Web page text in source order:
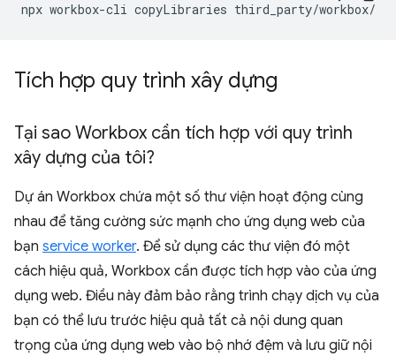
npx workbox-cli copyLibraries
Tích hợp quy trình xây dựng
Tại sao Workbox cần tích hợp với quy trình
xây dựng của tôi?
Dự án Workbox chứa một số thư viện hoạt động cùng
nhau để tăng cường sức mạnh cho ứng dụng web của
bạn service worker. Để sử dụng các thư viện đó một
cách hiệu quả, Workbox cần được tích hợp vào của ứng
dụng web. Điều này đảm bảo rằng trình chạy dịch vụ của
bạn có thể lưu trước hiệu quả tất cả nội dung quan
trọng của ứng dụng web vào bộ nhớ đệm và lưu giữ nội